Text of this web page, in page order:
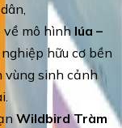
về mô hình lúa –
hữu cơ bền
vùng sinh cảnh
Wildbird Tràm